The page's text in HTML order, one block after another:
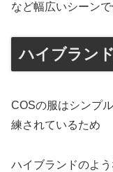
など幅広いシーン
ハイブラン
COSの服はシンプ
練されているため
ハイブランドのよ